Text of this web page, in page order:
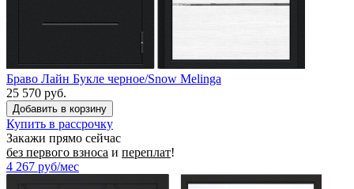
Браво Лайн Букле черное/Snow Melinga
25 570 руб.
Купить в рассрочку
Закажи прямо сейчас
без первого взноса и переплат!
4 267 руб/мес